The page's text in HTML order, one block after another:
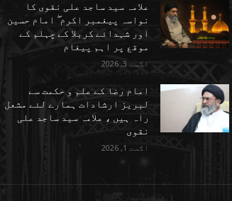
علامہ سید ساجد علی نقوی کا
نواسہ پیغمبر اکرم ۖ امام حسین
اور شہدائے کربلا کے چہلم کے
موقع پر اہم پیغام
اگست 3, 2026
امام رضا کے علم و حکمت سے
لبریز ارشادات ہمارے لئے مشعل
راہ ہیں ، علامہ سید ساجد علی
نقوی
اگست 1, 2026